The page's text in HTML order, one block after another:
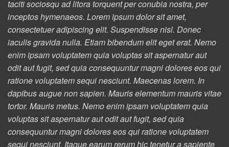
taciti sociosqu ad litora torquent per conubia nostra, per
inceptos hymenaeos. Lorem ipsum dolor sit amet,
consectetuer adipiscing elit. Suspendisse nisl. Donec
iaculis gravida nulla. Etiam bibendum elit eget erat. Nemo
enim ipsam voluptatem quia voluptas sit aspernatur aut
odit aut fugit, sed quia consequuntur magni dolores eos qui
ratione voluptatem sequi nesciunt. Maecenas lorem. In
dapibus augue non sapien. Mauris elementum mauris vitae
tortor. Mauris metus. Nemo enim ipsam voluptatem quia
voluptas sit aspernatur aut odit aut fugit, sed quia
consequuntur magni dolores eos qui ratione voluptatem
sequi nesciunt. Itaque earum rerum hic tenetur a sapiente